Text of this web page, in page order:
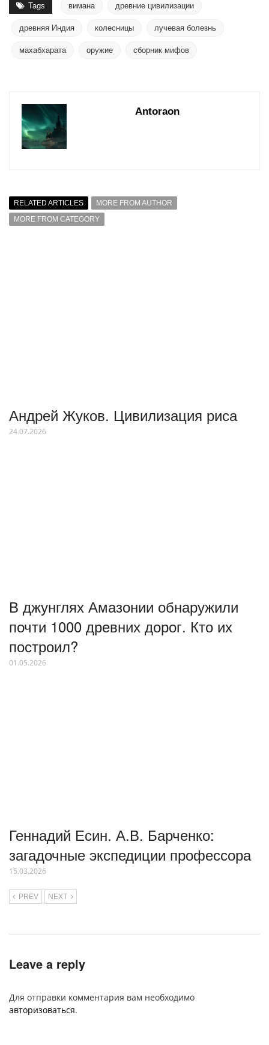
Tags вимана древние цивилизации
древняя Индия колесницы лучевая болезнь
махабхарата оружие сборник мифов
Antoraon
RELATED ARTICLES
MORE FROM AUTHOR
MORE FROM CATEGORY
Андрей Жуков. Цивилизация риса
24.07.2026
В джунглях Амазонии обнаружили
почти 1000 древних дорог. Кто их
построил?
01.05.2026
Геннадий Есин. А.В. Барченко:
загадочные экспедиции профессора
15.03.2026
PREV NEXT
Leave a reply
Для отправки комментария вам необходимо
авторизоваться.